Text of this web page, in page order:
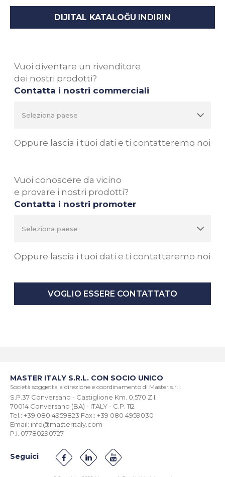
DIJITAL KATALOĞU INDIRIN
Vuoi diventare un rivenditore
dei nostri prodotti?
Contatta i nostri commerciali
Oppure lascia i tuoi dati e ti contatteremo noi
Vuoi conoscere da vicino
e provare i nostri prodotti?
Contatta i nostri promoter
Oppure lascia i tuoi dati e ti contatteremo noi
VOGLIO ESSERE CONTATTATO
MASTER ITALY S.R.L. CON SOCIO UNICO
Società soggetta a direzione e coordinamento di Master s.r.l.
S.P.37 Conversano - Castiglione Km. 0,570 Z.I.
70014 Conversano (BA) - ITALY - C.P. 112
Tel.: +39 080 4959823 Fax.: +39 080 4959030
Email: info@masteritaly.com
P.I. 07780290727
Seguici